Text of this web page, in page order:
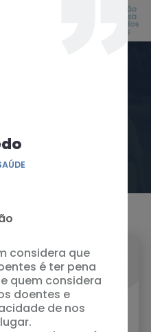
Azevedo
SOCIAL NA SAÚDE
considera que
é ter pena
quem considera
doentes e
de nos